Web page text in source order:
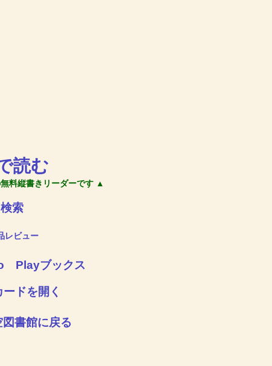
読む
料縦書きリーダーです ▲
索
レビュー
Playブックス
ドを開く
書館に戻る